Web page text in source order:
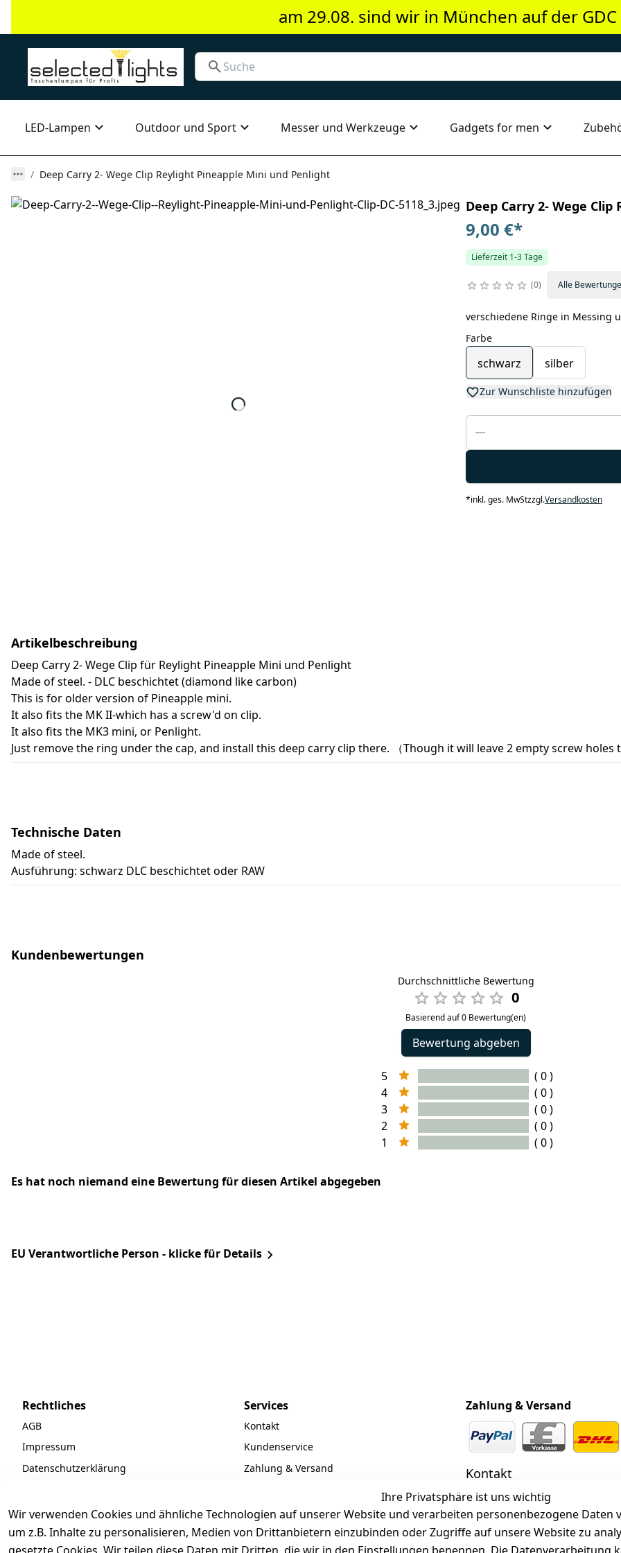
am 29.08. sind wir in München auf der GDC
LED-Lampen Outdoor und Sport Messer und Werkzeuge Gadgets for men
Deep Carry 2- Wege Clip Reylight Pineapple Mini und Penlight
Deep Carry 2- Wege
9,00 €*
Lieferzeit 1-3 Tage
0 Alle
verschiedene Ringe in Messing
Farbe
schwarz silber
Zur Wunschliste hinzufügen
*inkl. ges. MwStzzgl.Versandkosten
Artikelbeschreibung
Deep Carry 2- Wege Clip für Reylight Pineapple Mini und Penlight
Made of steel. - DLC beschichtet (diamond like carbon)
This is for older version of Pineapple mini.
It also fits the MK II-which has a screw'd on clip.
It also fits the MK3 mini, or Penlight.
Just remove the ring under the cap, and install this deep carry clip there. （Though it will leave 2 empty screw holes
Technische Daten
Made of steel.
Ausführung: schwarz DLC beschichtet oder RAW
Kundenbewertungen
Durchschnittliche Bewertung
0
Basierend auf 0 Bewertung(en)
Bewertung abgeben
5
( 0 )
4
( 0 )
3
( 0 )
2
( 0 )
1
( 0 )
Es hat noch niemand eine Bewertung für diesen Artikel abgegeben
EU Verantwortliche Person - klicke für Details
Ihre Privatsphäre ist uns wichtig
Wir verwenden Cookies und ähnliche Technologien auf unserer Website und verarbeiten personenbezogene Daten
um z.B. Inhalte zu personalisieren, Medien von Drittanbietern einzubinden oder Zugriffe auf unsere Website zu
Rechtliches
AGB
Impressum
Datenschutzerklärung
Services
Kontakt
Kundenservice
Zahlung & Versand
Newsletter
Unsere Partner
Zahlung & Versand
Kontakt
+49 (0)6185 2457
Mail: info@selected-